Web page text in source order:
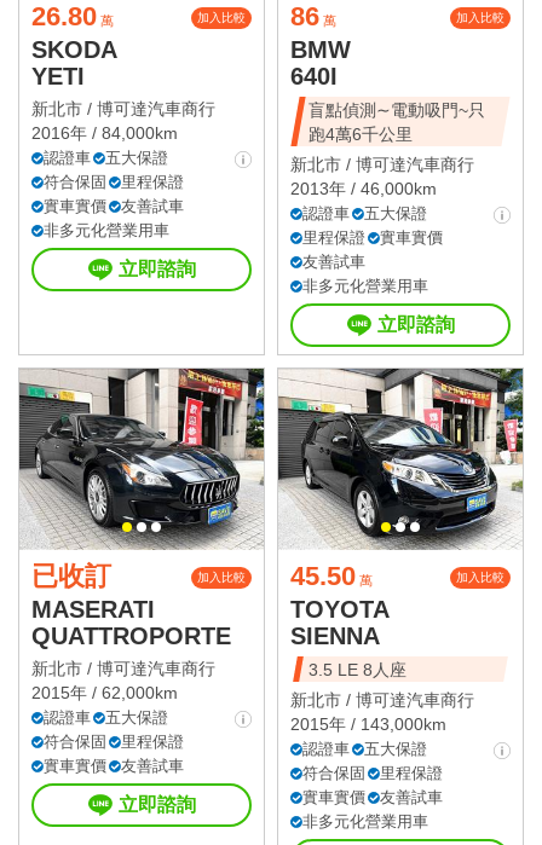
26.80 萬 加入比較
SKODA
YETI
新北市 / 博可達汽車商行
2016年 / 84,000km
認證車
五大保證
符合保固
里程保證
實車實價
友善試車
非多元化營業用車
立即諮詢
86 萬 加入比較
BMW
640I
盲點偵測∼電動吸門~只
跑4萬6千公里
新北市 / 博可達汽車商行
2013年 / 46,000km
認證車
五大保證
里程保證
實車實價
友善試車
非多元化營業用車
立即諮詢
已收訂 加入比較
MASERATI
QUATTROPORTE
新北市 / 博可達汽車商行
2015年 / 62,000km
認證車
五大保證
符合保固
里程保證
實車實價
友善試車
立即諮詢
45.50 萬 加入比較
TOYOTA
SIENNA
3.5 LE 8人座
新北市 / 博可達汽車商行
2015年 / 143,000km
認證車
五大保證
符合保固
里程保證
實車實價
友善試車
非多元化營業用車